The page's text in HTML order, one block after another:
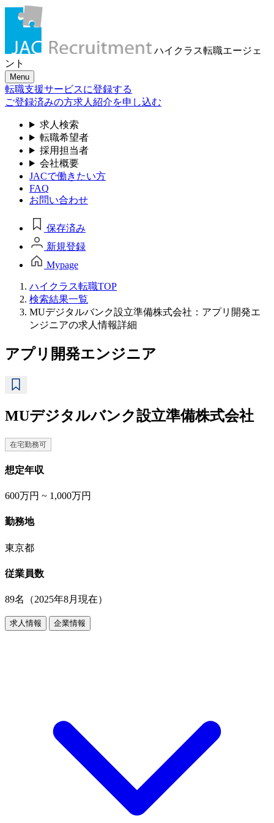
ハイクラス転職エージェ
ント
Menu
転職支援サービスに登録する
ご登録済みの方求人紹介を申し込む
求人検索
転職希望者
採用担当者
会社概要
JACで働きたい方
FAQ
お問い合わせ
保存済み
新規登録
Mypage
ハイクラス転職TOP
検索結果一覧
MUデジタルバンク設立準備株式会社：アプリ開発エ
ンジニアの求人情報詳細
アプリ開発エンジニア
MUデジタルバンク設立準備株式会社
在宅勤務可
想定年収
600万円 ~ 1,000万円
勤務地
東京都
従業員数
89名（2025年8月現在）
求人情報 企業情報